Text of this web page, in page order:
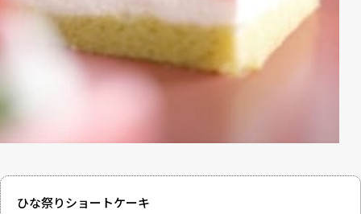
ひな祭りショートケーキ